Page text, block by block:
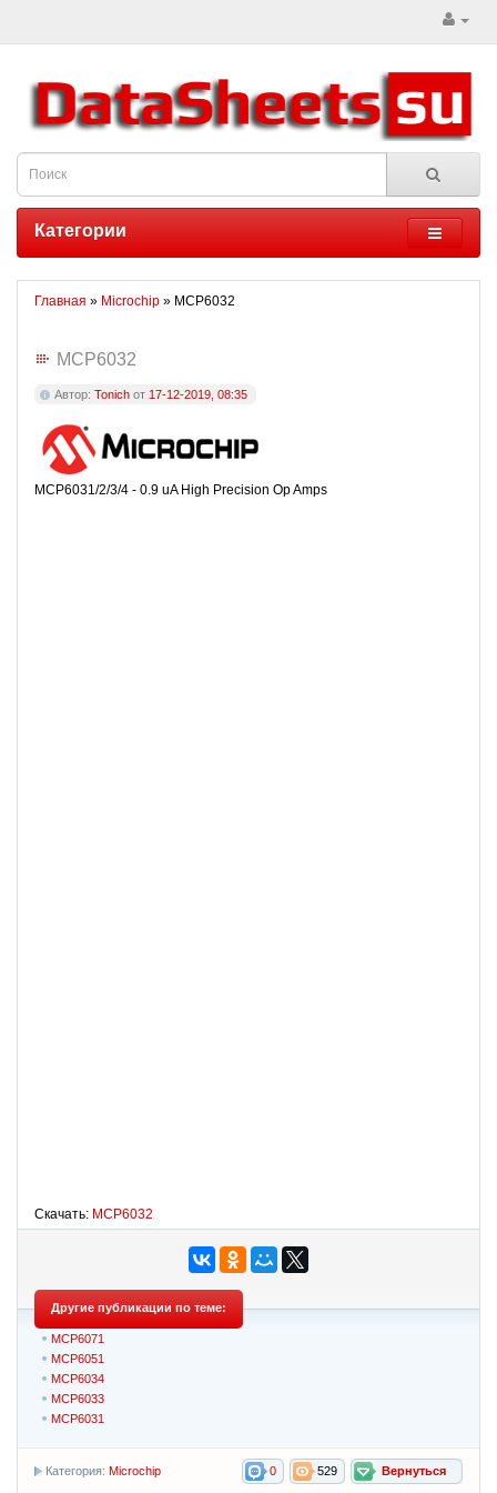
Категории
Главная » Microchip » MCP6032
MCP6032
Автор: Tonich от 17-12-2019, 08:35
MCP6031/2/3/4 - 0.9 uA High Precision Op Amps
Скачать: MCP6032
Другие публикации по теме:
MCP6071
MCP6051
MCP6034
MCP6033
MCP6031
Вернуться
529
0
Категория: Microchip